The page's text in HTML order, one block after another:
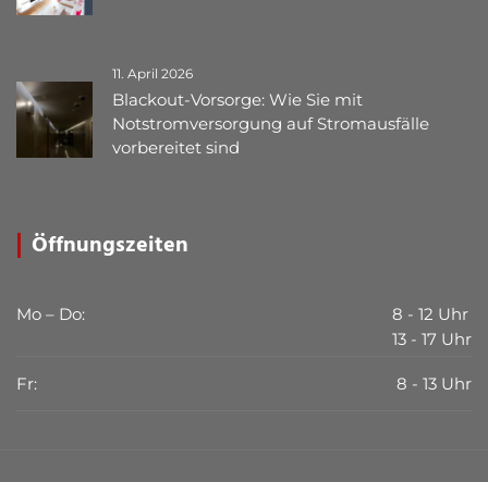
11. April 2026
Blackout-Vorsorge: Wie Sie mit
Notstromversorgung auf Stromausfälle
vorbereitet sind
Öffnungszeiten
Mo – Do:
8 - 12 Uhr
13 - 17 Uhr
Fr: 8 - 13 Uhr